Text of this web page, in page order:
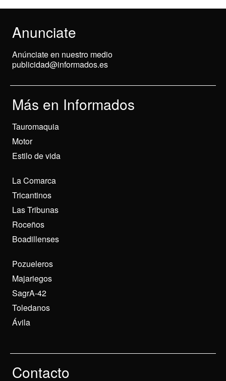
Anunciate
Anúnciate en nuestro medio
publicidad@informados.es
Más en Informados
Tauromaquia
Motor
Estilo de vida
La Comarca
Tricantinos
Las Tribunas
Roceños
Boadillenses
Pozueleros
Majariegos
SagrA-42
Toledanos
Ávila
Contacto